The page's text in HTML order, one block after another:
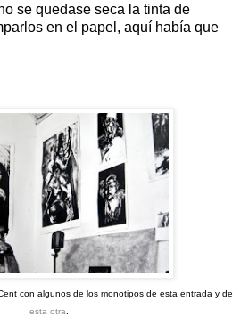
se quedase seca la tinta de
en el papel, aquí había que
con algunos de los monotipos de esta entrada y de
esta otra